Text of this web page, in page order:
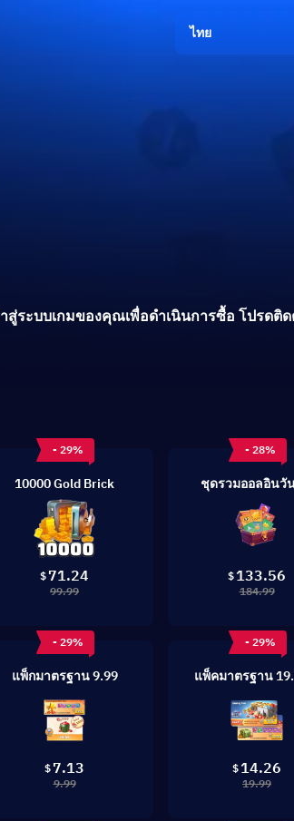
ไทย
สู่ระบบเกมของคุณเพื่อดำเนินการซื้อ โปรด
- 29%
10000 Gold Brick
$ 71.24
99.99
- 28%
ชุดรวมออลอินวั
$ 133.56
184.99
- 29%
แพ็กมาตรฐาน 9.99
$ 7.13
9.99
- 29%
แพ็คมาตรฐาน
$ 14.26
19.99